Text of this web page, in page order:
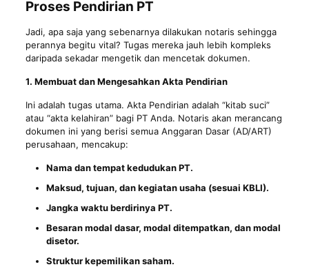
Proses Pendirian PT
Jadi, apa saja yang sebenarnya dilakukan notaris sehingga
perannya begitu vital? Tugas mereka jauh lebih kompleks
daripada sekadar mengetik dan mencetak dokumen.
1. Membuat dan Mengesahkan Akta Pendirian
Ini adalah tugas utama. Akta Pendirian adalah “kitab suci”
atau “akta kelahiran” bagi PT Anda. Notaris akan merancang
dokumen ini yang berisi semua Anggaran Dasar (AD/ART)
perusahaan, mencakup:
Nama dan tempat kedudukan PT.
Maksud, tujuan, dan kegiatan usaha (sesuai KBLI).
Jangka waktu berdirinya PT.
Besaran modal dasar, modal ditempatkan, dan modal
disetor.
Struktur kepemilikan saham.